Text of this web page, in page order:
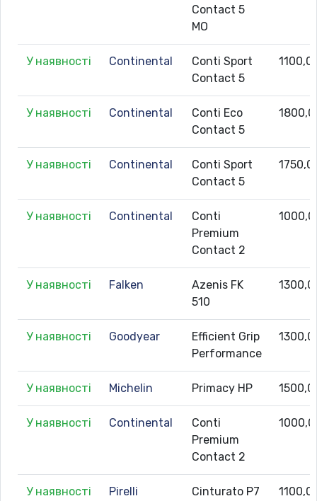
Contact 5
MO
У наявності Continental
Conti Sport
Contact 5
У наявності Continental
Conti Eco
Contact 5
У наявності Continental
Conti Sport
Contact 5
У наявності Continental
Conti
Premium
Contact 2
У наявності Falken
Azenis FK
510
У наявності Goodyear
Efficient Grip
Performance
У наявності Michelin Primacy HP
У наявності Continental
Conti
Premium
Contact 2
У наявності Pirelli Cinturato P7